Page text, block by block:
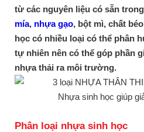
từ các nguyên liệu có sẵn
mía, nhựa gạo, bột mì, chất
học có nhiều loại có thể phân
tự nhiên nên có thể góp phần
nhựa thải ra môi trường.
Nhựa sinh học giúp
Phân loại nhựa sinh học